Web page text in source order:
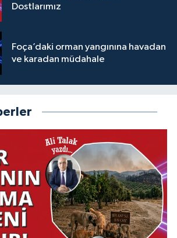
Dostlarımız
Foça’daki orman yangınına havadan
ve karadan müdahale